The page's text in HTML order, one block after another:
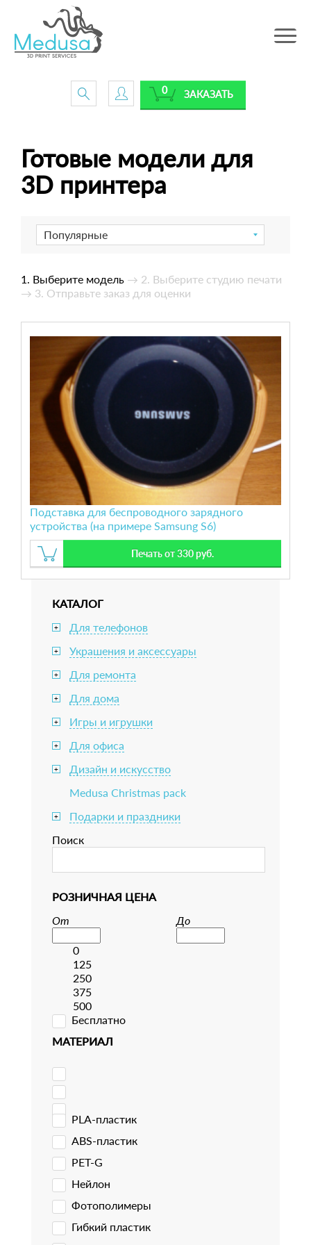
Toggle
ЗАКАЗАТЬ
0
Готовые модели для
3D принтера
Популярные
1. Выберите модель → 2. Выберите студию печати
→ 3. Отправьте заказ для оценки
Подставка для беспроводного зарядного
устройства (на примере Samsung S6)
Печать от 330 руб.
КАТАЛОГ
+ Для телефонов
+ Украшения и аксессуары
+ Для ремонта
+ Для дома
+ Игры и игрушки
+ Для офиса
+
Дизайн и искусство
Medusa Christmas pack
+
Подарки и праздники
Поиск
РОЗНИЧНАЯ ЦЕНА
От
До
0
125
250
375
500
Бесплатно
МАТЕРИАЛ
PLA-пластик
ABS-пластик
PET-G
Нейлон
Фотополимеры
Гибкий пластик